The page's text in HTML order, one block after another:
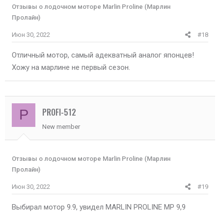
Отзывы о лодочном моторе Marlin Proline (Марлин
Пролайн)
Июн 30, 2022 #18
Отличный мотор, самый адекватный аналог японцев!
Хожу на марлине не первый сезон.
P PROFI-512
New member
Отзывы о лодочном моторе Marlin Proline (Марлин
Пролайн)
Июн 30, 2022 #19
Выбирал мотор 9.9, увидел MARLIN PROLINE MP 9,9